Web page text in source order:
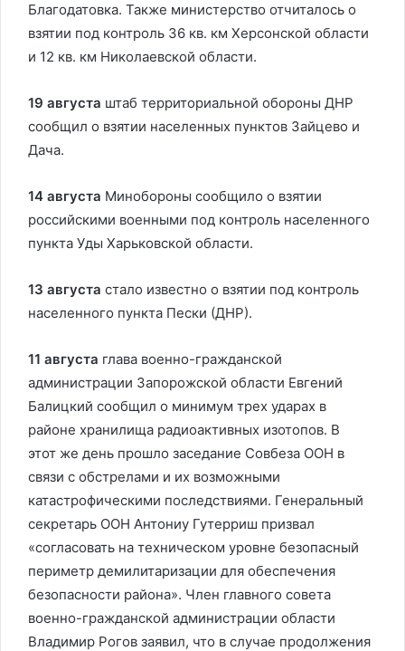
Благодатовка. Также министерство отчиталось о
взятии под контроль 36 кв. км Херсонской области
и 12 кв. км Николаевской области.
19 августа штаб территориальной обороны ДНР
сообщил о взятии населенных пунктов Зайцево и
Дача.
14 августа Минобороны сообщило о взятии
российскими военными под контроль населенного
пункта Уды Харьковской области.
13 августа стало известно о взятии под контроль
населенного пункта Пески (ДНР).
11 августа глава военно-гражданской
администрации Запорожской области Евгений
Балицкий сообщил о минимум трех ударах в
районе хранилища радиоактивных изотопов. В
этот же день прошло заседание Совбеза ООН в
связи с обстрелами и их возможными
катастрофическими последствиями. Генеральный
секретарь ООН Антониу Гутерриш призвал
«согласовать на техническом уровне безопасный
периметр демилитаризации для обеспечения
безопасности района». Член главного совета
военно-гражданской администрации области
Владимир Рогов заявил, что в случае продолжения